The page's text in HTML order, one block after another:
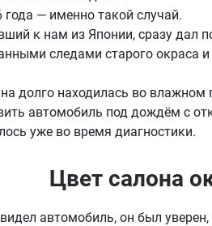
года — именно такой случай.
к нам из Японии, сразу дал
следами старого окраса
долго находилась во влажном
автомобиль под дождём с
уже во время диагностики.
Цвет салона
автомобиль, он был